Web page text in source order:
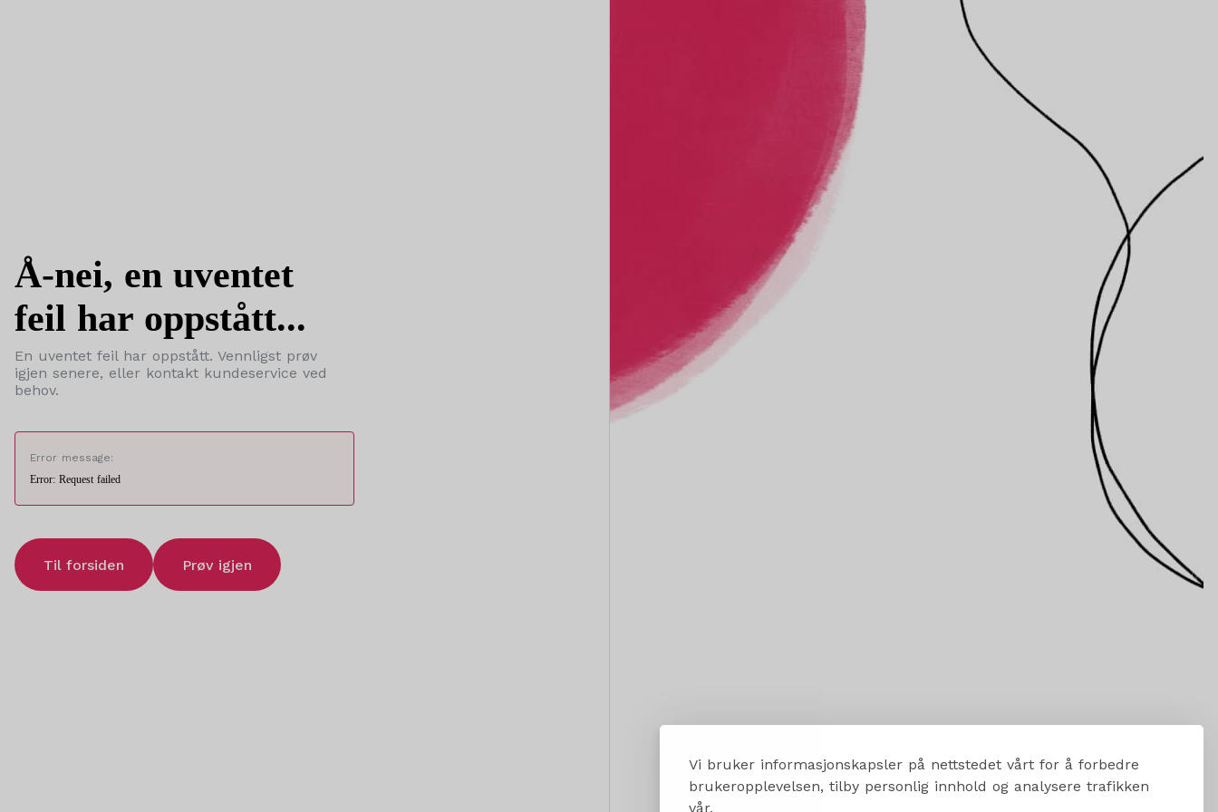
Vi bruker informasjonskapsler på nettstedet vårt for å forbedre
brukeropplevelsen, tilby personlig innhold og analysere trafikken
vår.
Å-nei, en uventet
feil har oppstått...
En uventet feil har oppstått. Vennligst prøv
igjen senere, eller kontakt kundeservice ved
behov.
Error message:
Error: Request failed
Til forsiden Prøv igjen